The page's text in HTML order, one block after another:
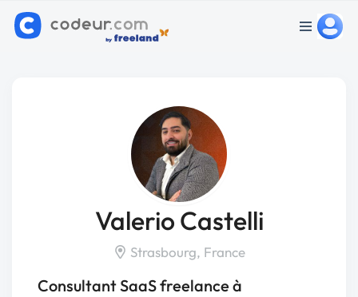
Valerio Castelli
Strasbourg, France
Consultant SaaS freelance à